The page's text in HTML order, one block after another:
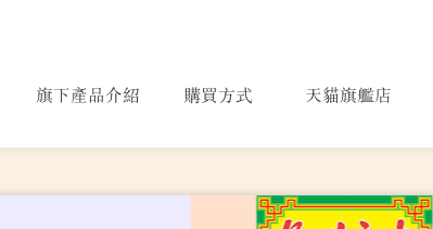
旗下產品介紹 購買方式 天貓旗艦店